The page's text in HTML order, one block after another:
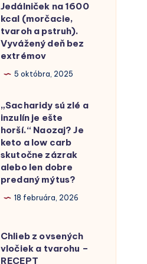
Jedálniček na 1600
kcal (morčacie,
tvaroh a pstruh).
Vyvážený deň bez
extrémov
5 októbra, 2025
„Sacharidy sú zlé a
inzulín je ešte
horší.“ Naozaj? Je
keto a low carb
skutočne zázrak
alebo len dobre
predaný mýtus?
18 februára, 2026
Chlieb z ovsených
vločiek a tvarohu –
RECEPT